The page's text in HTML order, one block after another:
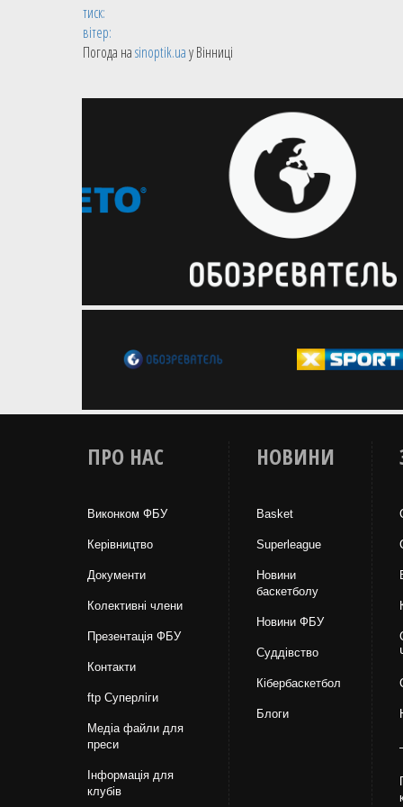
тиск:
вітер:
Погода наsinoptik.uaу Вінниці
ПРО НАС
Виконком ФБУ
Керівництво
Документи
Колективні члени
Презентація ФБУ
Контакти
ftp Суперліги
Медіа файли для
преси
Інформація для
клубів
НОВИНИ
Basket
Superleague
Новини
баскетболу
Новини ФБУ
Суддівство
Кібербаскетбол
Блоги